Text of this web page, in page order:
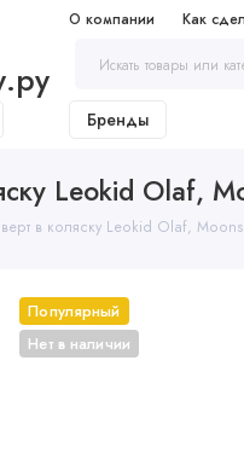
О компании Как
Бренды
Leokid Olaf,
в коляску Leokid Olaf,
Популярный
Нет в наличии